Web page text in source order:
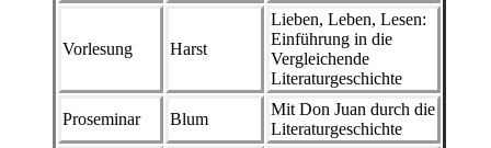
Vorlesung Harst
Lieben, Leben, Lesen:
Einführung in die
Vergleichende
Literaturgeschichte
Proseminar Blum
Mit Don Juan durch die
Literaturgeschichte